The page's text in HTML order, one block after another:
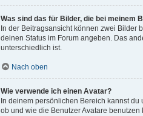
Was sind das für Bilder, die bei meinem
In der Beitragsansicht können zwei Bilder
deinen Status im Forum angeben. Das
unterschiedlich ist.
Nach oben
Wie verwende ich einen Avatar?
In deinem persönlichen Bereich kannst
ob und wie die Benutzer Avatare